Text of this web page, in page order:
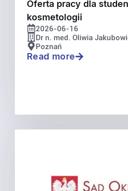
Oferta pracy dla
kosmetologii
2026-06-16
Dr n. med. Oliwia
Poznań
Read more